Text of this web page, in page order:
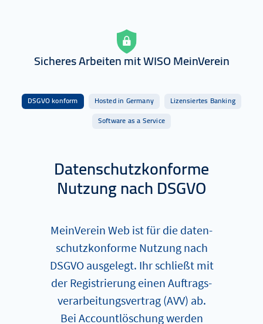
Sicheres Arbeiten mit WISO MeinVerein
DSGVO konform Hosted in Germany
Lizensiertes Banking
Software as a Service
Datenschutzkonforme
Nutzung nach DSGVO
MeinVerein Web ist für die da­ten­
schutz­kon­for­me Nutzung nach
DSGVO ausgelegt. Ihr schließt mit
der Re­­gis­trier­ung einen Auf­trags­
ver­ar­bei­tungs­ver­trag (AVV) ab.
Bei Account­lö­schung werden